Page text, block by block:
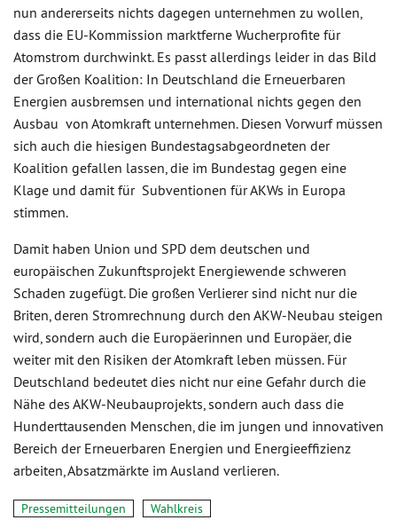
nun andererseits nichts dagegen unternehmen zu wollen,
dass die EU-Kommission marktferne Wucherprofite für
Atomstrom durchwinkt. Es passt allerdings leider in das Bild
der Großen Koalition: In Deutschland die Erneuerbaren
Energien ausbremsen und international nichts gegen den
Ausbau von Atomkraft unternehmen. Diesen Vorwurf müssen
sich auch die hiesigen Bundestagsabgeordneten der
Koalition gefallen lassen, die im Bundestag gegen eine
Klage und damit für Subventionen für AKWs in Europa
stimmen.
Damit haben Union und SPD dem deutschen und
europäischen Zukunftsprojekt Energiewende schweren
Schaden zugefügt. Die großen Verlierer sind nicht nur die
Briten, deren Stromrechnung durch den AKW-Neubau steigen
wird, sondern auch die Europäerinnen und Europäer, die
weiter mit den Risiken der Atomkraft leben müssen. Für
Deutschland bedeutet dies nicht nur eine Gefahr durch die
Nähe des AKW-Neubauprojekts, sondern auch dass die
Hunderttausenden Menschen, die im jungen und innovativen
Bereich der Erneuerbaren Energien und Energieeffizienz
arbeiten, Absatzmärkte im Ausland verlieren.
Pressemitteilungen Wahlkreis